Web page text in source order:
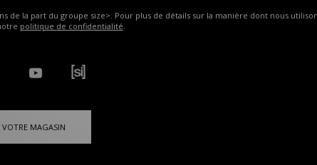
de la part du groupe size>. Pour plus de détails sur la manière dont nous
politique de confidentialité.
MAGASIN